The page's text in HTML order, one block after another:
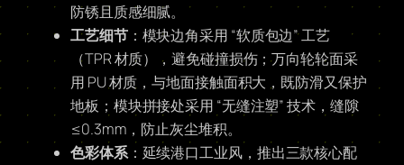
防锈且质感细腻。
工艺细节：模块边角采用 “软质包边” 工艺
（TPR 材质），避免碰撞损伤；万向轮轮面采
用 PU 材质，与地面接触面积大，既防滑又保护
地板；模块拼接处采用 “无缝注塑” 技术，缝隙
≤0.3mm，防止灰尘堆积。
色彩体系：延续港口工业风，推出三款核心配